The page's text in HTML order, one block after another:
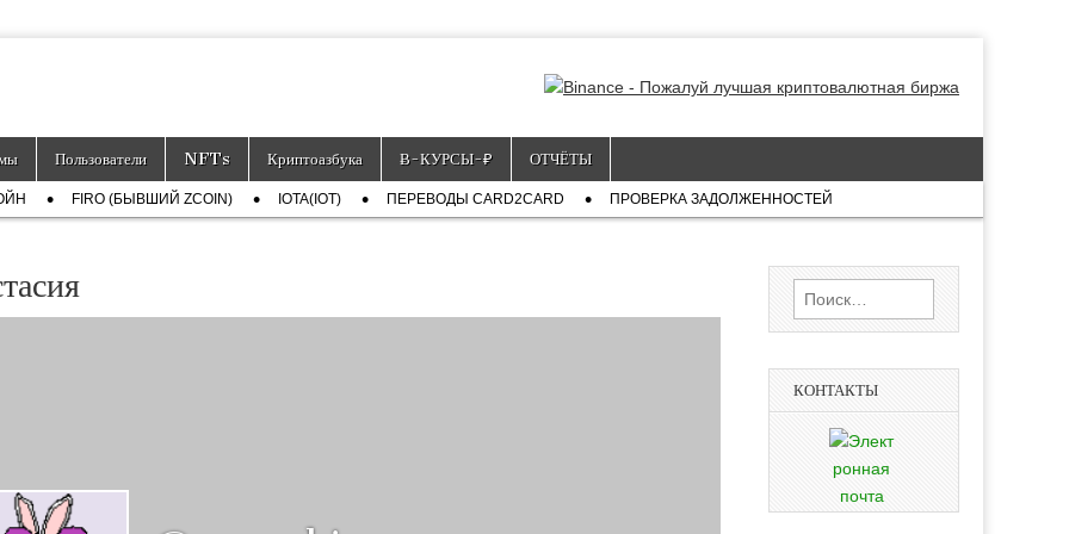
Пользователи NFTs Криптоазбука Ƀ-КУРСЫ-₽ ОТЧЁТЫ
FIRO (БЫВШИЙ ZCOIN) IOTA(IOT) ПЕРЕВОДЫ CARD2CARD ПРОВЕРКА ЗАДОЛЖЕННОСТЕЙ
Найти:
КОНТАКТЫ